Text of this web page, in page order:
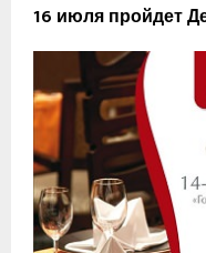
16 июля пройдет